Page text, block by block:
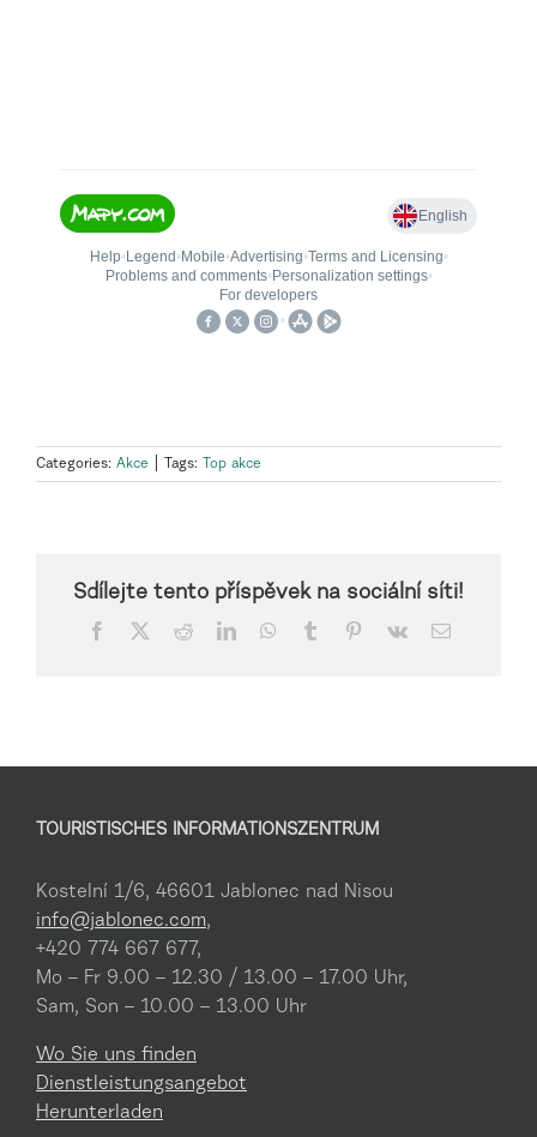
Categories: Akce Tags: Top akce
Sdílejte tento příspěvek na sociální síti!
Facebook RedditLinkedInWhatsApp
Tumblr Pinterest
Vk Email
TOURISTISCHES INFORMATIONSZENTRUM
Kostelní 1/6, 46601 Jablonec nad Nisou
info@jablonec.com,
+420 774 667 677,
Mo – Fr 9.00 – 12.30 / 13.00 – 17.00 Uhr,
Sam, Son – 10.00 – 13.00 Uhr
Wo Sie uns finden
Dienstleistungsangebot
Herunterladen